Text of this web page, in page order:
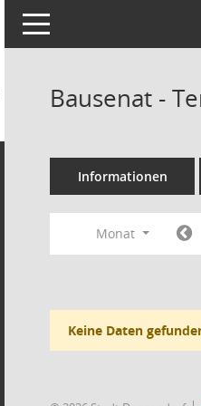
Toggle navigation
Bausenat -
Informationen
Monat
Keine Daten